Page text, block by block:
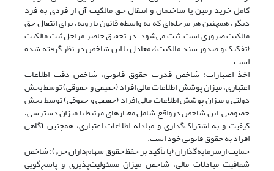
کامل خرید زمین یا ساختمان و انتقال حق مالکیت آن از فردی به فرد
دیگر، همچنین هر مرحله‌ای که به واسطه قانون یا رویه، برای انتقال حق
مالکیت ضروری است، ثبت می‌شود. در تحقیق حاضر مراحل ثبت مالکیت
(تفکیک و صدور سند مالکیت)، معادل با این شاخص در نظر گرفته شده
است.
اخذ اعتبارات: شاخص قدرت حقوق قانونی، شاخص دقت اطلاعات
اعتباری، میزان پوشش اطلاعات مالی افراد (حقیقی و حقوقی) توسط بخش
دولتی و میزان پوشش اطلاعات مالی افراد (حقیقی و حقوقی) توسط بخش
خصوصی. این شاخص درواقع شامل معیارهای مرتبط با میزان دسترسی،
کیفیت و به اشتراک‌گذاری و مبادله اطلاعات اعتباری، همچنین آگاهی
افراد به حقوق قانونی خود است.
حمایت ازسرمایه‌گذاران (با تأکید بر حفظ حقوق سهام‌داران جزء): شاخص
شفافیت مبادلات مالی، شاخص میزان مسئولیت‌پذیری و پاسخ‌گویی